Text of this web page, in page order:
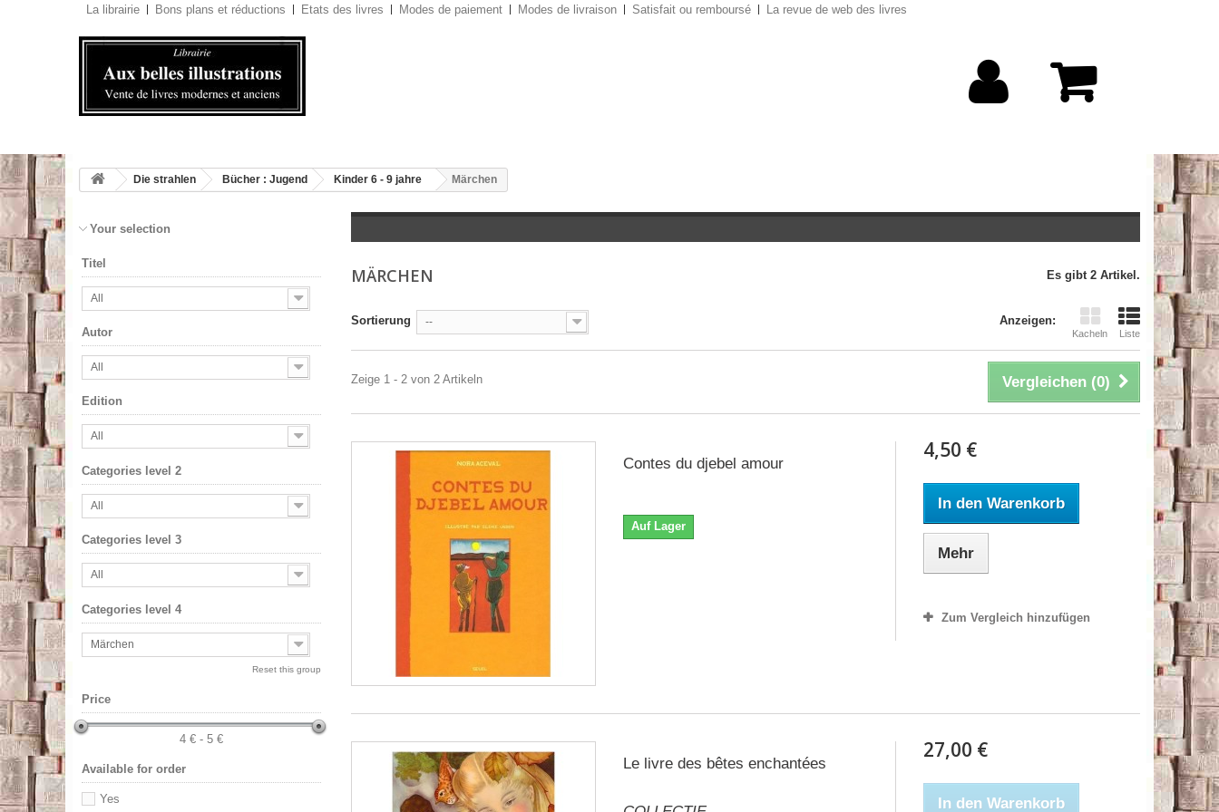
La librairie Bons plans et réductions Etats des livres Modes de paiement Modes de livraison Satisfait ou remboursé La revue de web des livres
Die strahlen Bücher : Jugend Kinder 6 - 9 jahre Märchen
Your selection
Titel
All
Autor
All
Edition
All
Categories level 2
All
Categories level 3
All
Categories level 4
Märchen
Reset this group
Price
4 € - 5 €
Available for order
Yes
MÄRCHEN Es gibt 2 Artikel.
Anzeigen:
Kacheln Liste
Sortierung --
Vergleichen (0)
Zeige 1 - 2 von 2 Artikeln
Contes du djebel amour
Auf Lager
4,50 €
In den Warenkorb
Mehr
Zum Vergleich hinzufügen
Le livre des bêtes enchantées
27,00 €
In den Warenkorb